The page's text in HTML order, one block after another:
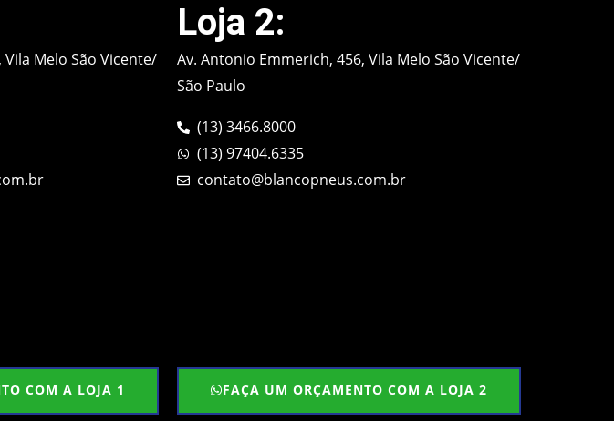
Melo São Vicente/
COM A LOJA 1
Loja 2:
Av. Antonio Emmerich, 456, Vila Melo São Vicente/
São Paulo
(13) 3466.8000
(13) 97404.6335
contato@blancopneus.com.br
FAÇA UM ORÇAMENTO COM A LOJA 2